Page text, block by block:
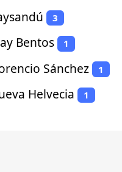
3
Bentos 1
Sánchez 1
Helvecia 1